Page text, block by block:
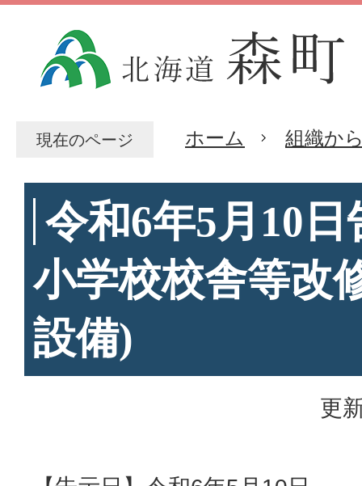
現在のページ ホーム 組織か
令和6年5月10
小学校校舎等改
設備)
更